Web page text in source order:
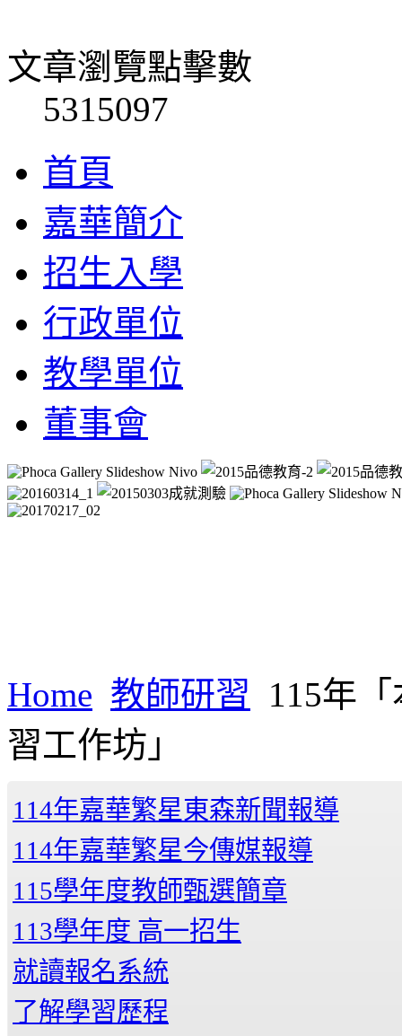
文章瀏覽點擊數
5315097
首頁
嘉華簡介
招生入學
行政單位
教學單位
董事會
Home 教師研習
115年
習工作坊」
114年嘉華繁星東森新聞報導
114年嘉華繁星今傳媒報導
115學年度教師甄選簡章
113學年度 高一招生
就讀報名系統
了解學習歷程